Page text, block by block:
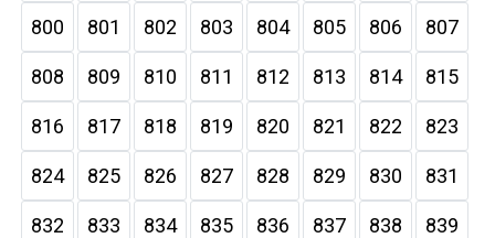
800 801 802 803 804 805 806 807
808 809 810 811 812 813 814 815
816 817 818 819 820 821 822 823
824 825 826 827 828 829 830 831
832 833 834 835 836 837 838 839